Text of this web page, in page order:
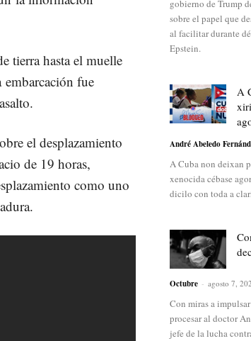
tierra hasta el muelle
fue
el desplazamiento
de 19 horas,
como uno
gobierno de Trump
sobre el papel que
al facilitar durante
Epstein.
A
André Abeledo
A Cuba non deixan
xenocida cébase
dicilo con toda a
Octubre - agosto 7,
Con miras a
procesar al doctor
jefe de la lucha